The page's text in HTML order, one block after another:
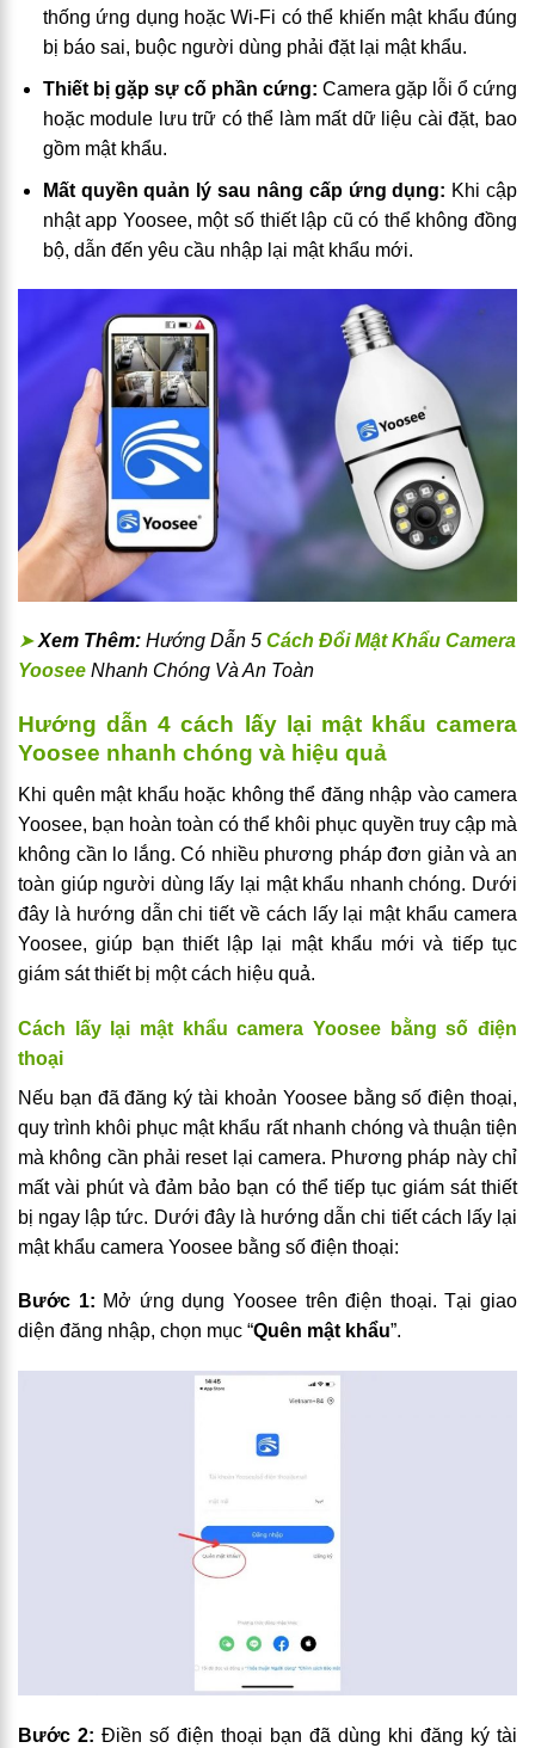
thống ứng dụng hoặc Wi-Fi có thể khiến mật khẩu đúng
bị báo sai, buộc người dùng phải đặt lại mật khẩu.
Thiết bị gặp sự cố phần cứng: Camera gặp lỗi ổ cứng
hoặc module lưu trữ có thể làm mất dữ liệu cài đặt, bao
gồm mật khẩu.
Mất quyền quản lý sau nâng cấp ứng dụng: Khi cập
nhật app Yoosee, một số thiết lập cũ có thể không đồng
bộ, dẫn đến yêu cầu nhập lại mật khẩu mới.
➤ Xem Thêm: Hướng Dẫn 5 Cách Đổi Mật Khẩu Camera
Yoosee Nhanh Chóng Và An Toàn
Hướng dẫn 4 cách lấy lại mật khẩu camera
Yoosee nhanh chóng và hiệu quả
Khi quên mật khẩu hoặc không thể đăng nhập vào camera
Yoosee, bạn hoàn toàn có thể khôi phục quyền truy cập mà
không cần lo lắng. Có nhiều phương pháp đơn giản và an
toàn giúp người dùng lấy lại mật khẩu nhanh chóng. Dưới
đây là hướng dẫn chi tiết về cách lấy lại mật khẩu camera
Yoosee, giúp bạn thiết lập lại mật khẩu mới và tiếp tục
giám sát thiết bị một cách hiệu quả.
Cách lấy lại mật khẩu camera Yoosee bằng số điện
thoại
Nếu bạn đã đăng ký tài khoản Yoosee bằng số điện thoại,
quy trình khôi phục mật khẩu rất nhanh chóng và thuận tiện
mà không cần phải reset lại camera. Phương pháp này chỉ
mất vài phút và đảm bảo bạn có thể tiếp tục giám sát thiết
bị ngay lập tức. Dưới đây là hướng dẫn chi tiết cách lấy lại
mật khẩu camera Yoosee bằng số điện thoại:
Bước 1: Mở ứng dụng Yoosee trên điện thoại. Tại giao
diện đăng nhập, chọn mục “Quên mật khẩu”.
Bước 2: Điền số điện thoại bạn đã dùng khi đăng ký tài